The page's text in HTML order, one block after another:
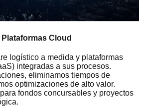
Cloud
logístico a medida y plataformas
integradas a sus procesos.
eliminamos tiempos de
optimizaciones de alto valor.
fondos concursables y proyectos